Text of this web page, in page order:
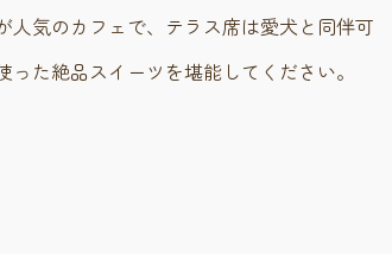
人気のカフェで、テラス席は愛犬と同伴可
た絶品スイーツを堪能してください。